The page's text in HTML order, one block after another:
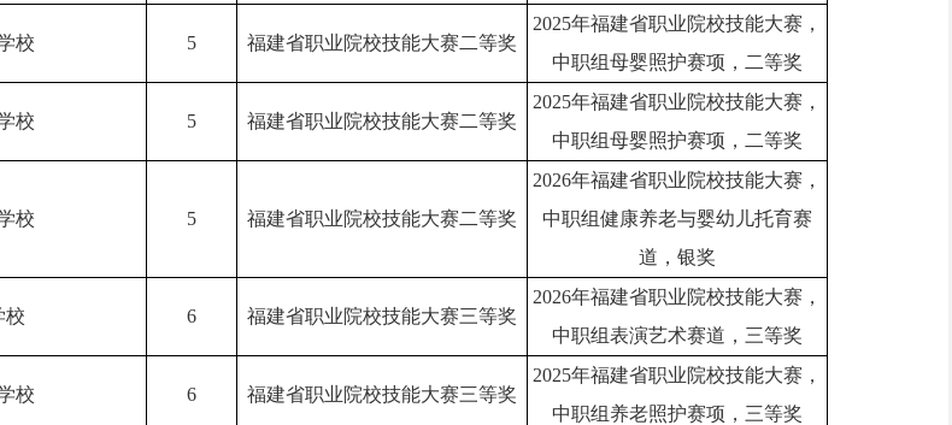
校 5 福建省职业院校技能大赛二等奖
2025年福建省职业院校技能大赛，
中职组母婴照护赛项，二等奖
校 5 福建省职业院校技能大赛二等奖
2025年福建省职业院校技能大赛，
中职组母婴照护赛项，二等奖
校 5 福建省职业院校技能大赛二等奖
2026年福建省职业院校技能大赛，
中职组健康养老与婴幼儿托育赛
道，银奖
校 6 福建省职业院校技能大赛三等奖
2026年福建省职业院校技能大赛，
中职组表演艺术赛道，三等奖
校 6 福建省职业院校技能大赛三等奖
2025年福建省职业院校技能大赛，
中职组养老照护赛项，三等奖